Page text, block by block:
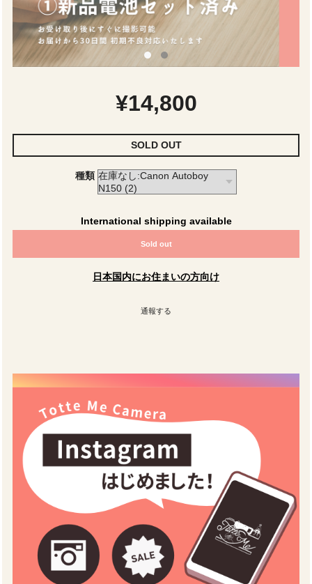
¥14,800
SOLD OUT
種類
International shipping available
Sold out
日本国内にお住まいの方向け
通報する